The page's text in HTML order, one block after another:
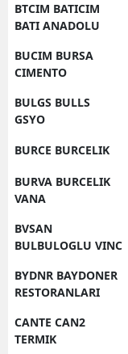
BTCIM BATICIM
BATI ANADOLU
BUCIM BURSA
CIMENTO
BULGS BULLS
GSYO
BURCE BURCELIK
BURVA BURCELIK
VANA
BVSAN
BULBULOGLU VINC
BYDNR BAYDONER
RESTORANLARI
CANTE CAN2
TERMIK